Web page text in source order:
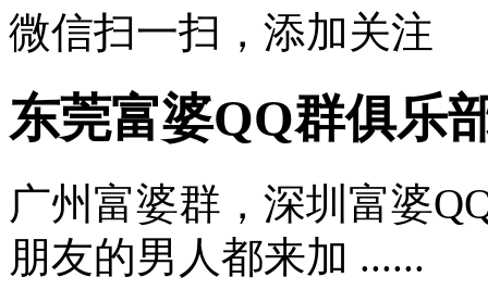
微信扫一扫，添加关注
东莞富婆QQ群俱乐
广州富婆群，深圳富婆
朋友的男人都来加 ......